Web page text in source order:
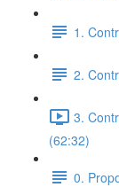
1.
2.
3.
(62:32)
0.